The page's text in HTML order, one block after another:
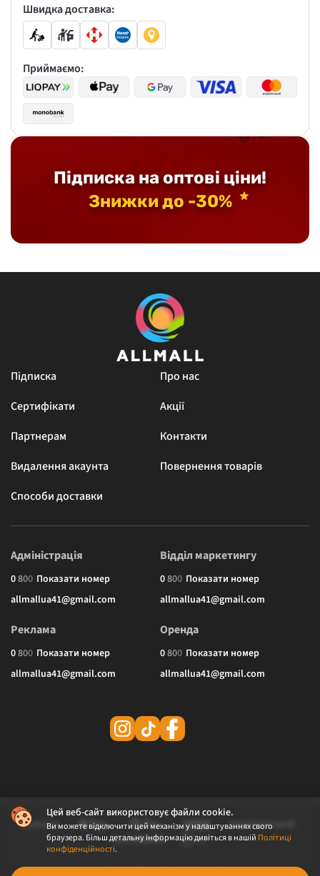
Підписка на оптові ціни!
Знижки до -30%
Швидка доставка:
Приймаємо:
Цей веб-сайт використовує файли cookie.
Ви можете відключити цей механізм у налаштуваннях свого
браузера. Більш детальну інформацію дивіться в нашій Політиці
конфіденційності.
Підписка
Про нас
Сертифікати
Акції
Партнерам
Контакти
Видалення акаунта
Повернення товарів
Способи доставки
Адміністрація
0800 Показати номер
allmallua41@gmail.com
Відділ маркетингу
0800 Показати номер
allmallua41@gmail.com
Реклама
0800 Показати номер
allmallua41@gmail.com
Оренда
0800 Показати номер
allmallua41@gmail.com
© 2026 ALLMALL. Всі права захищені.